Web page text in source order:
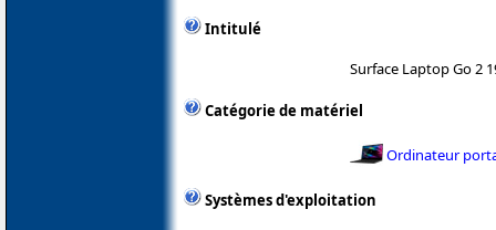
Intitulé
Surface Laptop Go 2
Catégorie de matériel
Ordinateur
Systèmes d'exploitation